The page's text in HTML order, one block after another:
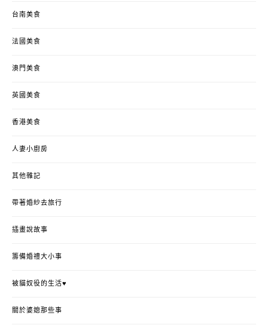
台南美食
法國美食
澳門美食
英國美食
香港美食
人妻小廚房
其他雜記
帶著婚紗去旅行
插畫說故事
籌備婚禮大小事
被貓奴役的生活♥
關於婆媳那些事